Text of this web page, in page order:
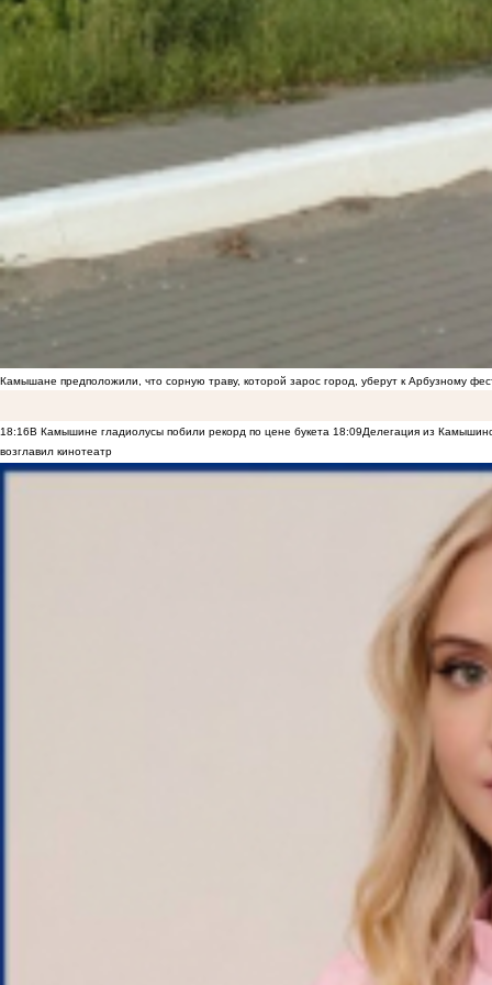
Камышане предположили, что сорную траву, которой зарос город, уберут к Арбузному
18:16В Камышине гладиолусы побили рекорд по цене букета 18:09Делегация из
возглавил кинотеатр